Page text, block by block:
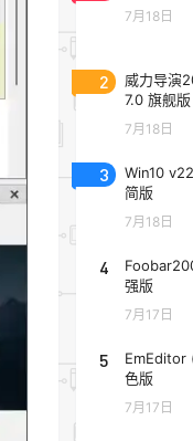
7月18日
2
威力导演
7.0 旗舰版
7月18日
3
Win10
简版
7月18日
4
强版
7月17日
5
EmEditor
色版
7月17日